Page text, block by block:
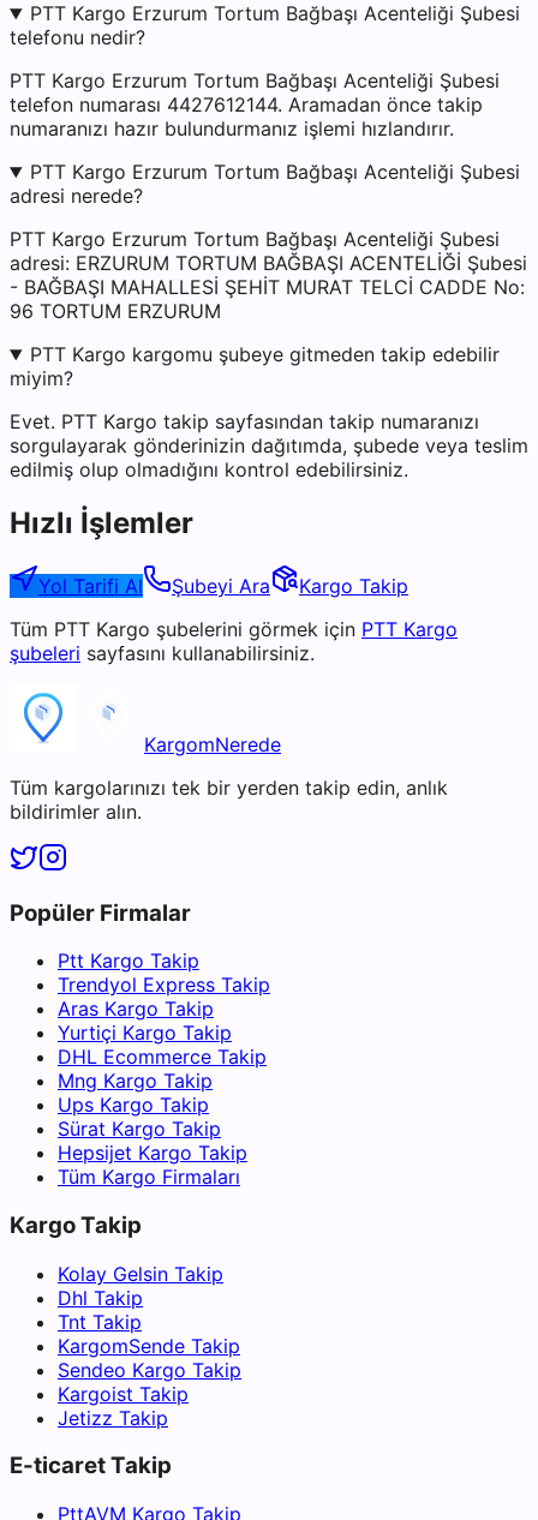
PTT Kargo Erzurum Tortum Bağbaşı Acenteliği Şubesi
telefonu nedir?
PTT Kargo Erzurum Tortum Bağbaşı Acenteliği Şubesi
telefon numarası 4427612144. Aramadan önce takip
numaranızı hazır bulundurmanız işlemi hızlandırır.
PTT Kargo Erzurum Tortum Bağbaşı Acenteliği Şubesi
adresi nerede?
PTT Kargo Erzurum Tortum Bağbaşı Acenteliği Şubesi
adresi: ERZURUM TORTUM BAĞBAŞI ACENTELİĞİ Şubesi
- BAĞBAŞI MAHALLESİ ŞEHİT MURAT TELCİ CADDE No:
96 TORTUM ERZURUM
PTT Kargo kargomu şubeye gitmeden takip edebilir
miyim?
Evet. PTT Kargo takip sayfasından takip numaranızı
sorgulayarak gönderinizin dağıtımda, şubede veya teslim
edilmiş olup olmadığını kontrol edebilirsiniz.
Hızlı İşlemler
Yol Tarifi Al Şubeyi Ara
Kargo Takip
Tüm PTT Kargo şubelerini görmek için PTT Kargo
şubeleri sayfasını kullanabilirsiniz.
KargomNerede
Tüm kargolarınızı tek bir yerden takip edin, anlık
bildirimler alın.
Popüler Firmalar
Ptt Kargo Takip
Trendyol Express Takip
Aras Kargo Takip
Yurtiçi Kargo Takip
DHL Ecommerce Takip
Mng Kargo Takip
Ups Kargo Takip
Sürat Kargo Takip
Hepsijet Kargo Takip
Tüm Kargo Firmaları
Kargo Takip
Kolay Gelsin Takip
Dhl Takip
Tnt Takip
KargomSende Takip
Sendeo Kargo Takip
Kargoist Takip
Jetizz Takip
E-ticaret Takip
PttAVM Kargo Takip